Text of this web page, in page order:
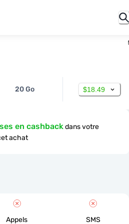
20 Go $18.49
en cashbackdans votre
achat
Appels SMS